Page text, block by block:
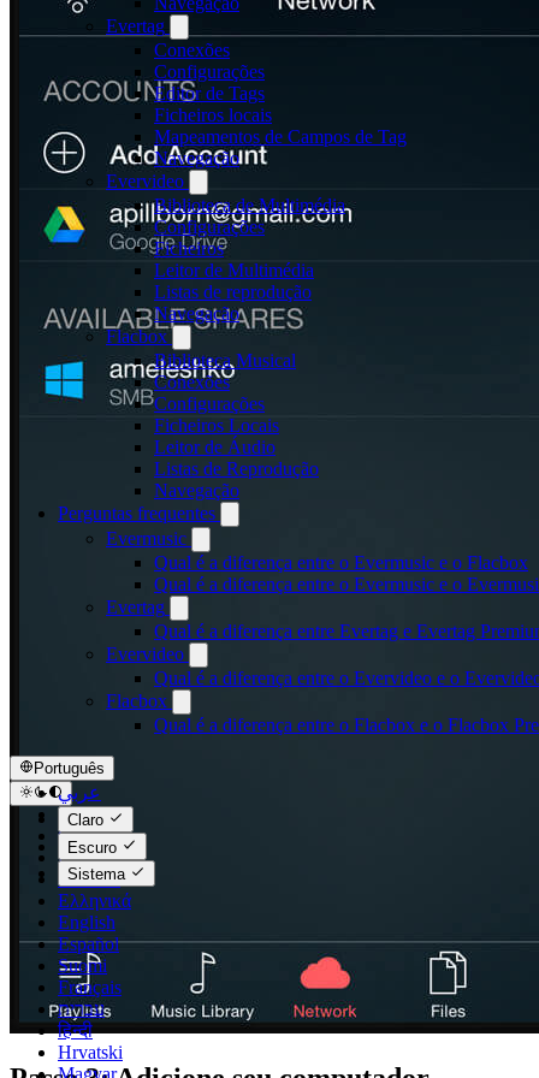
Evertag
Conexões
Configurações
Editor de Tags
Ficheiros locais
Mapeamentos de Campos de Tag
Navegação
Evervideo
Biblioteca de Multimédia
Configurações
Ficheiros
Leitor de Multimédia
Listas de reprodução
Navegação
Flacbox
Biblioteca Musical
Conexões
Configurações
Ficheiros Locais
Leitor de Áudio
Listas de Reprodução
Navegação
Perguntas frequentes
Evermusic
Qual é a diferença entre o Evermusic e o Flacbox
Qual é a diferença entre o Evermusic e o
Evertag
Qual é a diferença entre Evertag e Evertag
Evervideo
Qual é a diferença entre o Evervideo e o
Flacbox
Qual é a diferença entre o Flacbox e o Flacbox
Português
عربي
Català
Čeština
Dansk
Deutsch
Ελληνικά
English
Español
Suomi
Français
עברית
हिन्दी
Hrvatski
Magyar
Claro
Escuro
Sistema